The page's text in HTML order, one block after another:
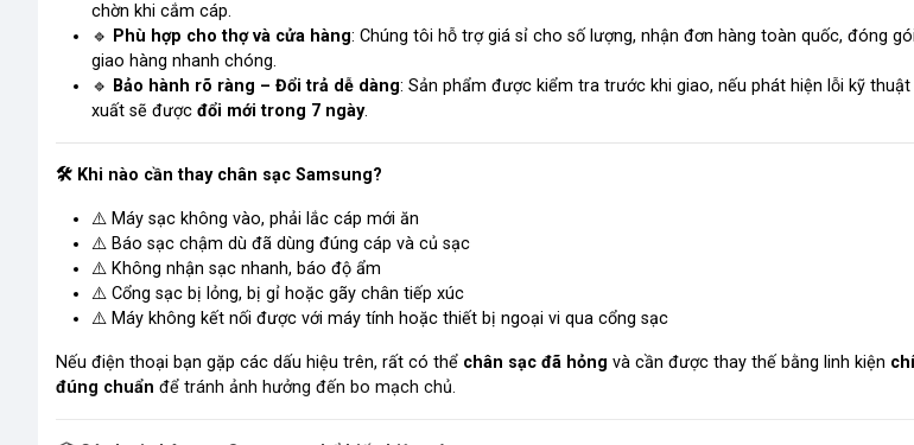
chờn khi cắm cáp.
🔹 Phù hợp cho thợ và cửa hàng: Chúng tôi hỗ trợ giá sỉ cho số lượng, nhận đơn hàng toàn quốc, đóng
giao hàng nhanh chóng.
🔹 Bảo hành rõ ràng – Đổi trả dễ dàng: Sản phẩm được kiểm tra trước khi giao, nếu phát hiện lỗi kỹ thuật
xuất sẽ được đổi mới trong 7 ngày.
🛠 Khi nào cần thay chân sạc Samsung?
⚠️ Máy sạc không vào, phải lắc cáp mới ăn
⚠️ Báo sạc chậm dù đã dùng đúng cáp và củ sạc
⚠️ Không nhận sạc nhanh, báo độ ẩm
⚠️ Cổng sạc bị lỏng, bị gỉ hoặc gãy chân tiếp xúc
⚠️ Máy không kết nối được với máy tính hoặc thiết bị ngoại vi qua cổng sạc
Nếu điện thoại bạn gặp các dấu hiệu trên, rất có thể chân sạc đã hỏng và cần được thay thế bằng linh kiện
đúng chuẩn để tránh ảnh hưởng đến bo mạch chủ.